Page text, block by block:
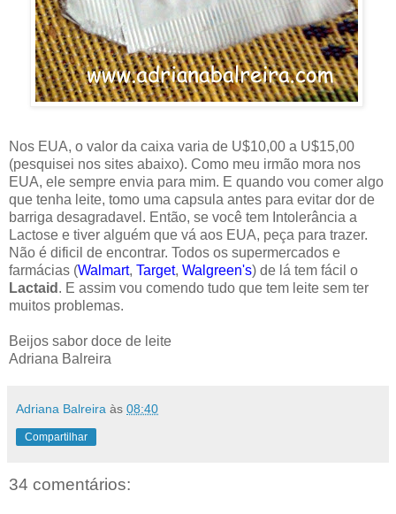
Nos EUA, o valor da caixa varia de U$10,00 a U$15,00
(pesquisei nos sites abaixo). Como meu irmão mora nos
EUA, ele sempre envia para mim. E quando vou comer algo
que tenha leite, tomo uma capsula antes para evitar dor de
barriga desagradavel. Então, se você tem Intolerância a
Lactose e tiver alguém que vá aos EUA, peça para trazer.
Não é dificil de encontrar. Todos os supermercados e
farmácias (Walmart, Target, Walgreen's) de lá tem fácil o
Lactaid . E assim vou comendo tudo que tem leite sem ter
muitos problemas.
Beijos sabor doce de leite
Adriana Balreira
Adriana Balreira às 08:40
Compartilhar
34 comentários: